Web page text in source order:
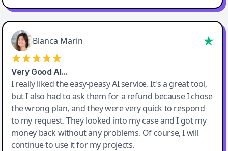
Blanca Marin
Very Good AI…
I really liked the easy-peasy AI service. It's a great tool,
but I also had to ask them for a refund because I chose
the wrong plan, and they were very quick to respond
to my request. They looked into my case and I got my
money back without any problems. Of course, I will
continue to use it for my projects.